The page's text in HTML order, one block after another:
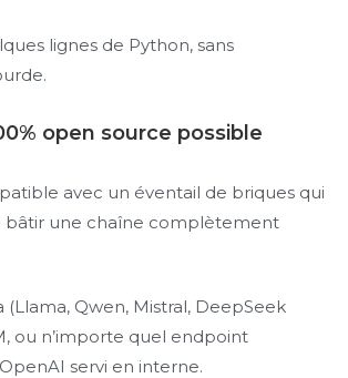
lignes de Python, sans
open source possible
avec un éventail de briques qui
une chaîne complètement
(Llama, Qwen, Mistral, DeepSeek
ou n’importe quel endpoint
servi en interne.